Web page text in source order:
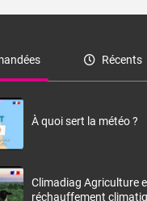
Récents
À quoi sert la météo ?
Climadiag Agriculture
réchauffement